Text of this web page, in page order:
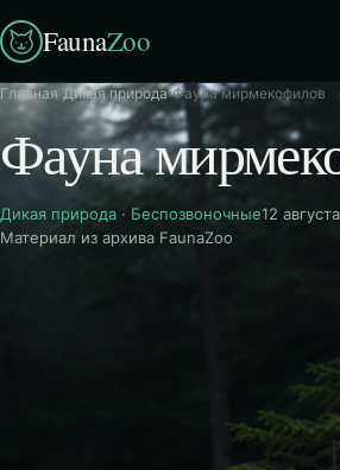
FaunaZoo
Главная Дикая природа›Фауна мирмекофилов
Фауна
Дикая природа · Беспозвоночные12
Материал из архива FaunaZoo